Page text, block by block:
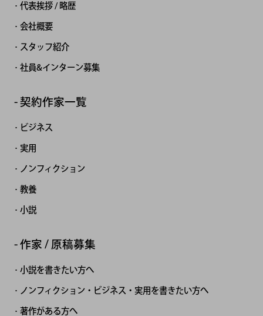
代表挨拶 / 略歴
会社概要
スタッフ紹介
社員&インターン募集
契約作家一覧
ビジネス
実用
ノンフィクション
教養
小説
作家 / 原稿募集
小説を書きたい方へ
ノンフィクション・ビジネス・実用を書きたい方へ
著作がある方へ